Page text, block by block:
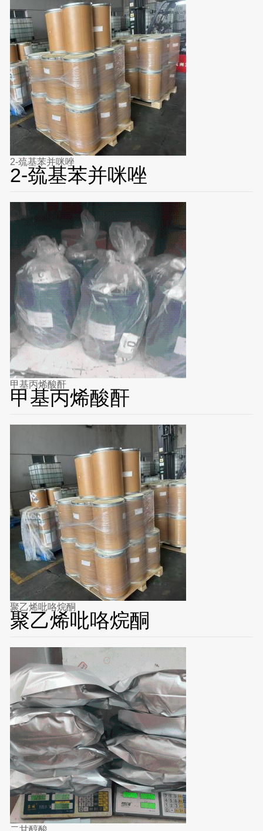
2-巯基苯并咪唑
2-巯基苯并咪唑
甲基丙烯酸酐
甲基丙烯酸酐
聚乙烯吡咯烷酮
聚乙烯吡咯烷酮